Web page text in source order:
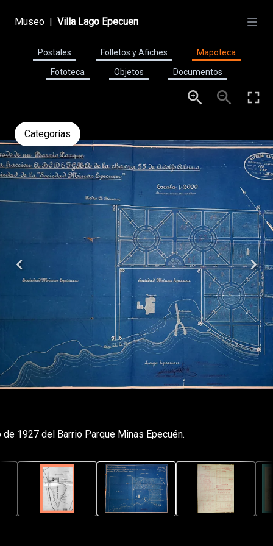
Museo | Villa Lago Epecuen
Postales Folletos y Afiches
Mapoteca
Fototeca
Objetos Documentos
Categorías
de 1927 del Barrio Parque Minas Epecuén.